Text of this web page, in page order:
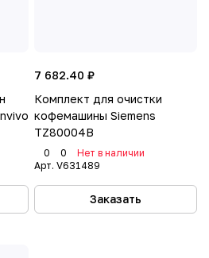
7 682.40 ₽
Комплект для очистки
кофемашины Siemens
TZ80004B
0 0
Нет в наличии
Арт. V631489
Заказать